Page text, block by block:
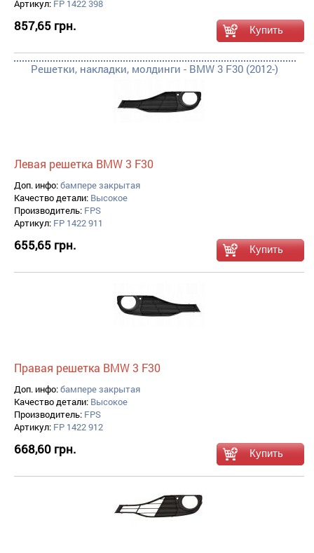
Артикул: FP 1422 398
857,65 грн.
Решетки, накладки, молдинги - BMW 3 F30 (2012-)
Левая решетка BMW 3 F30
Доп. инфо:бампере закрытая
Качество детали: Высокое
Производитель: FPS
Артикул: FP 1422 911
655,65 грн.
Правая решетка BMW 3 F30
Доп. инфо:бампере закрытая
Качество детали: Высокое
Производитель: FPS
Артикул: FP 1422 912
668,60 грн.